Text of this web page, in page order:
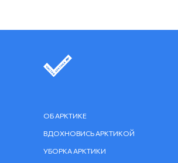
ВДОХНОВИСЬ АРКТИКОЙ
ОБ АРКТИКЕ
УБОРКА АРКТИКИ